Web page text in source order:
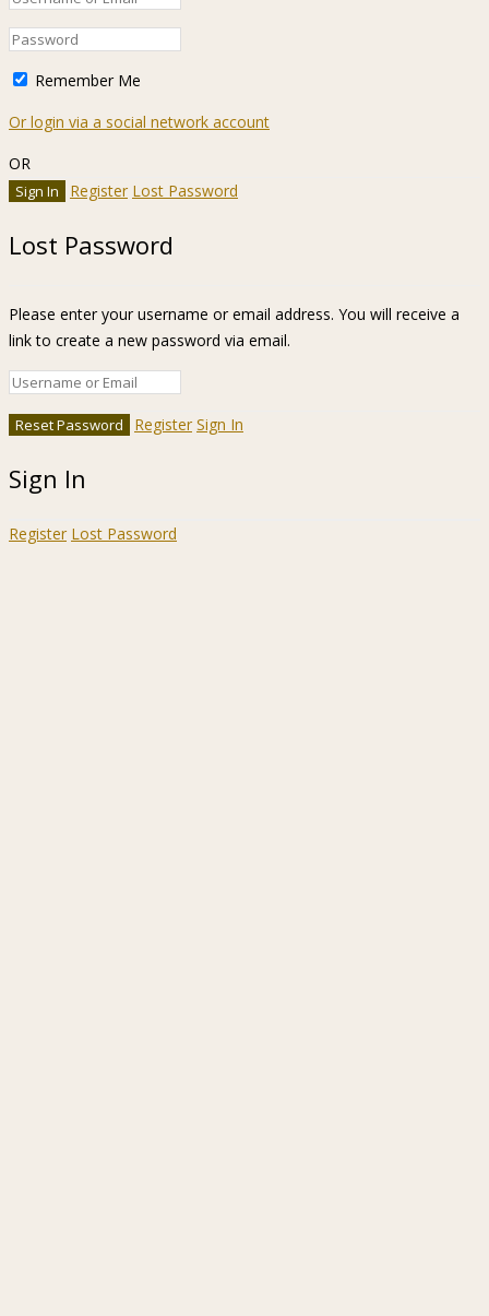
Remember Me
Or login via a social network account
OR
Register Lost Password
Lost Password
Please enter your username or email address. You will receive a
link to create a new password via email.
Register Sign In
Sign In
Register Lost Password